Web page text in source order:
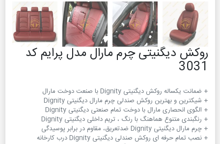
روکش دیگنیتی چرم مارال مدل پرایم کد
3031